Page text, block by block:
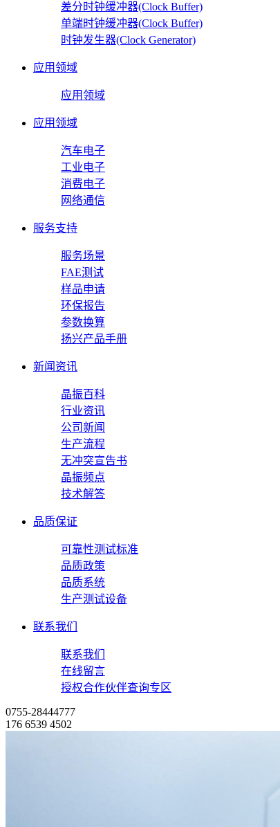
差分时钟缓冲器(Clock Buffer)
单端时钟缓冲器(Clock Buffer)
时钟发生器(Clock Generator)
应用领域
应用领域
应用领域
汽车电子
工业电子
消费电子
网络通信
服务支持
服务场景
FAE测试
样品申请
环保报告
参数换算
扬兴产品手册
新闻资讯
晶振百科
行业资讯
公司新闻
生产流程
无冲突宣告书
晶振频点
技术解答
品质保证
可靠性测试标准
品质政策
品质系统
生产测试设备
联系我们
联系我们
在线留言
授权合作伙伴查询专区
0755-28444777
176 6539 4502